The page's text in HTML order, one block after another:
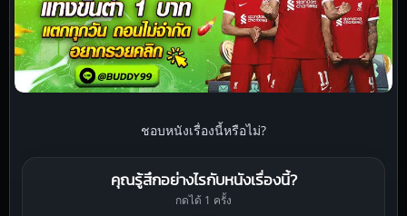
ชอบหนังเรื่องนี้หรือไม่?
คุณรู้สึกอย่างไรกับหนังเรื่องนี้?
กดได้ 1 ครั้ง